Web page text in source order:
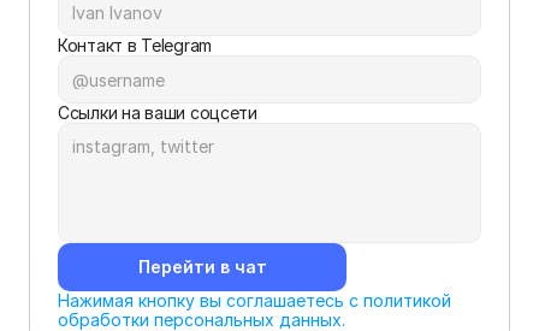
Контакт в Telegram
Ссылки на ваши соцсети
Перейти в чат
Нажимая кнопку вы соглашаетесь с политикой
обработки персональных данных.